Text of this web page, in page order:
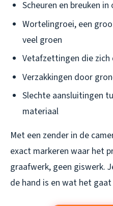
Scheuren en breuken
Wortelingroei, een
veel groen
Vetafzettingen die zich
Verzakkingen door
Slechte aansluitingen
materiaal
Met een zender in de
exact markeren waar het
graafwerk, geen giswerk.
de hand is en wat het